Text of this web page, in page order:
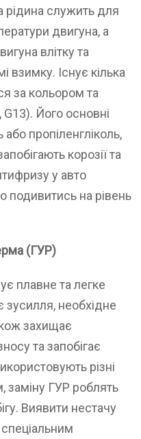
служить для
двигуна, а
влітку та
взимку. Існує кілька
за кольором та
Його основні
пропіленгліколь,
корозії та
у авто
подивитись на рівень
(ГУР)
плавне та легке
необхідне
захищає
та запобігає
різні
заміну ГУР роблять
Виявити нестачу